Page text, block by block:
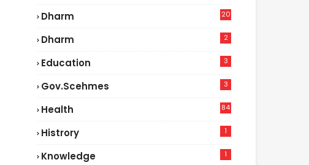
Dharm 20
Dharm 2
Education 3
Gov.scehmes 3
Health
84
Histrory 1
Knowledge 1